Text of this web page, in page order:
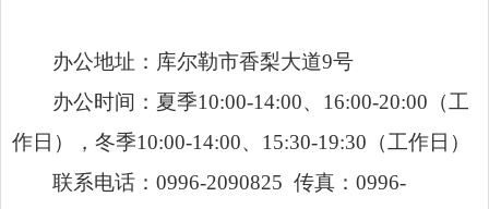
办公地址：库尔勒市香梨大道9号
办公时间：夏季10:00-14:00、16:00-20:00（工
作日），冬季10:00-14:00、15:30-19:30（工作日）
联系电话：0996-2090825传真：0996-